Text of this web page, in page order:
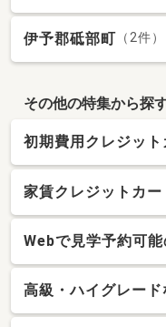
伊予郡砥部町 （2件）
その他の特集から探
初期費用クレジッ
家賃クレジットカ
Webで見学予約可
高級・ハイグレー